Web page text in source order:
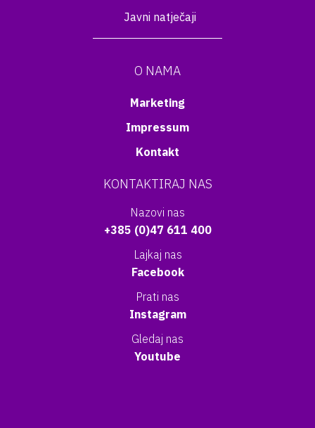
Javni natječaji
O NAMA
Marketing
Impressum
Kontakt
KONTAKTIRAJ NAS
Nazovi nas
+385 (0)47 611 400
Lajkaj nas
Facebook
Prati nas
Instagram
Gledaj nas
Youtube